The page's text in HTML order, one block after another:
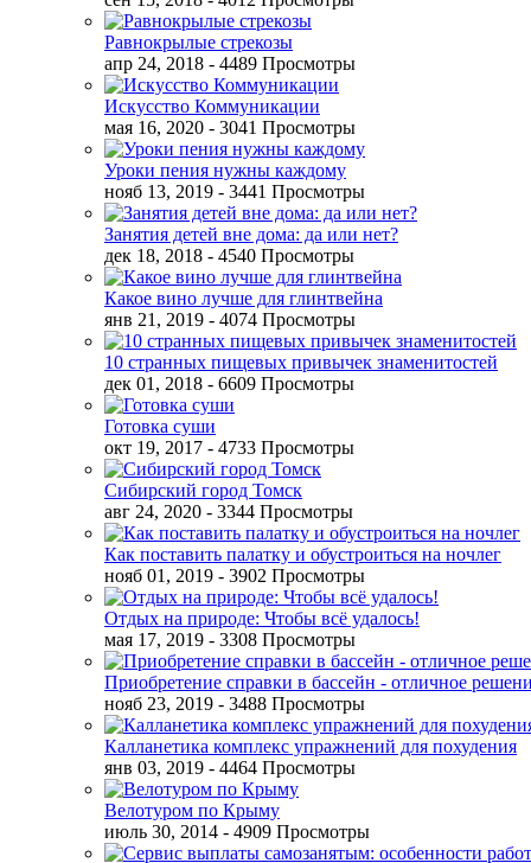
Равнокрылые стрекозы
апр 24, 2018 - 4489 Просмотры
Искусство Коммуникации
мая 16, 2020 - 3041 Просмотры
Уроки пения нужны каждому
нояб 13, 2019 - 3441 Просмотры
Занятия детей вне дома: да или нет?
дек 18, 2018 - 4540 Просмотры
Какое вино лучше для глинтвейна
янв 21, 2019 - 4074 Просмотры
10 странных пищевых привычек знаменитостей
дек 01, 2018 - 6609 Просмотры
Готовка суши
окт 19, 2017 - 4733 Просмотры
Сибирский город Томск
авг 24, 2020 - 3344 Просмотры
Как поставить палатку и обустроиться на ночлег
нояб 01, 2019 - 3902 Просмотры
Отдых на природе: Чтобы всё удалось!
мая 17, 2019 - 3308 Просмотры
Приобретение справки в бассейн - отличное
нояб 23, 2019 - 3488 Просмотры
Калланетика комплекс упражнений для похудения
янв 03, 2019 - 4464 Просмотры
Велотуром по Крыму
июль 30, 2014 - 4909 Просмотры